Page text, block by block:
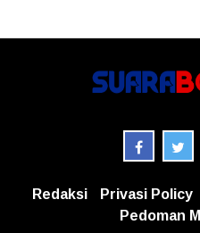
Redaksi Privasi Policy
Pedoman